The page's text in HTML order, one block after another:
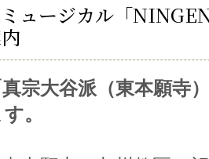
ミュージカル「
宗大谷派（東本願寺
。